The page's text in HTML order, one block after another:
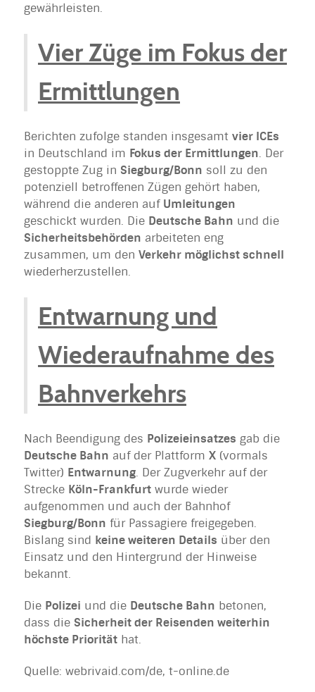
gewährleisten.
Vier Züge im Fokus der
Ermittlungen
Berichten zufolge standen insgesamt vier ICEs
in Deutschland im Fokus der Ermittlungen. Der
gestoppte Zug in Siegburg/Bonn soll zu den
potenziell betroffenen Zügen gehört haben,
während die anderen auf Umleitungen
geschickt wurden. Die Deutsche Bahn und die
Sicherheitsbehörden arbeiteten eng
zusammen, um den Verkehr möglichst schnell
wiederherzustellen.
Entwarnung und
Wiederaufnahme des
Bahnverkehrs
Nach Beendigung des Polizeieinsatzes gab die
Deutsche Bahn auf der Plattform X (vormals
Twitter) Entwarnung. Der Zugverkehr auf der
Strecke Köln-Frankfurt wurde wieder
aufgenommen und auch der Bahnhof
Siegburg/Bonn für Passagiere freigegeben.
Bislang sind keine weiteren Details über den
Einsatz und den Hintergrund der Hinweise
bekannt.
Die Polizei und die Deutsche Bahn betonen,
dass die Sicherheit der Reisenden weiterhin
höchste Priorität hat.
Quelle: webrivaid.com/de, t-online.de